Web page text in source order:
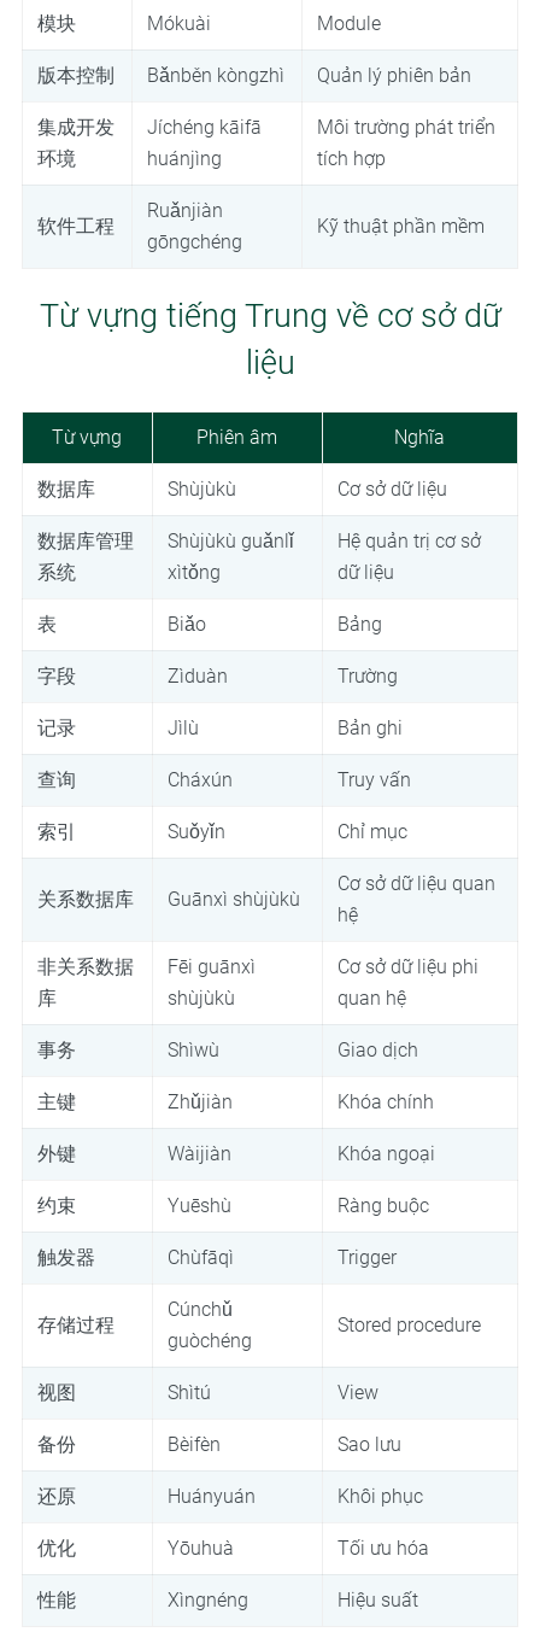
模块 Mókuài Module
版本控制 Bǎnběn kòngzhì Quản lý phiên bản
集成开发
环境
Jíchéng kāifā
huánjìng
Môi trường phát triển
tích hợp
软件工程
Ruǎnjiàn
gōngchéng
Kỹ thuật phần mềm
Từ vựng tiếng Trung về cơ sở dữ
liệu
Từ vựng Phiên âm Nghĩa
数据库 Shùjùkù Cơ sở dữ liệu
数据库管理
系统
Shùjùkù guǎnlǐ
xìtǒng
Hệ quản trị cơ sở
dữ liệu
表 Biǎo Bảng
字段 Zìduàn Trường
记录 Jìlù Bản ghi
查询 Cháxún Truy vấn
索引 Suǒyǐn Chỉ mục
关系数据库 Guānxì shùjùkù
Cơ sở dữ liệu quan
hệ
非关系数据
库
Fēi guānxì
shùjùkù
Cơ sở dữ liệu phi
quan hệ
事务 Shìwù Giao dịch
主键 Zhǔjiàn Khóa chính
外键 Wàijiàn Khóa ngoại
约束 Yuēshù Ràng buộc
触发器 Chùfāqì Trigger
存储过程
Cúnchǔ
guòchéng
Stored procedure
视图 Shìtú View
备份 Bèifèn Sao lưu
还原 Huányuán Khôi phục
优化 Yōuhuà Tối ưu hóa
性能 Xìngnéng Hiệu suất